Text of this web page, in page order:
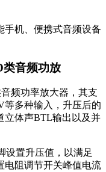
手机、便携式音频设备
类音频功放
频功率放大器，其支
等多种输入，升压后的
立体声BTL输出以及并
设置升压值，以满足
电阻调节开关峰值电流